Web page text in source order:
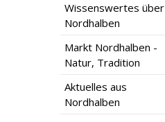
Wissenswertes über
Nordhalben
Markt Nordhalben -
Natur, Tradition
Aktuelles aus
Nordhalben